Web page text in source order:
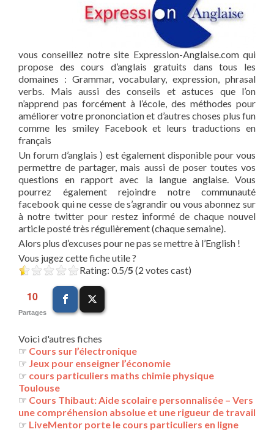
vous conseillez notre site Expression-Anglaise.com qui
propose des cours d’anglais gratuits dans tous les
domaines : Grammar, vocabulary, expression, phrasal
verbs. Mais aussi des conseils et astuces que l’on
n’apprend pas forcément à l’école, des méthodes pour
améliorer votre prononciation et d’autres choses plus fun
comme les smiley Facebook et leurs traductions en
français
Un forum d’anglais ) est également disponible pour vous
permettre de partager, mais aussi de poser toutes vos
questions en rapport avec la langue anglaise. Vous
pourrez également rejoindre notre communauté
facebook qui ne cesse de s’agrandir ou vous abonnez sur
à notre twitter pour restez informé de chaque nouvel
article posté très régulièrement (chaque semaine).
Alors plus d’excuses pour ne pas se mettre à l’English !
Vous jugez cette fiche utile ?
Rating: 0.5/5 (2 votes cast)
10
Partages
Voici d'autres fiches
☞ Cours sur l’électronique
☞ Jeux pour enseigner l’économie
☞ cours particuliers maths chimie physique
Toulouse
☞ Cours Thibaut: Aide scolaire personnalisée – Vers
une compréhension absolue et une rigueur de travail
☞ LiveMentor porte le cours particuliers en ligne